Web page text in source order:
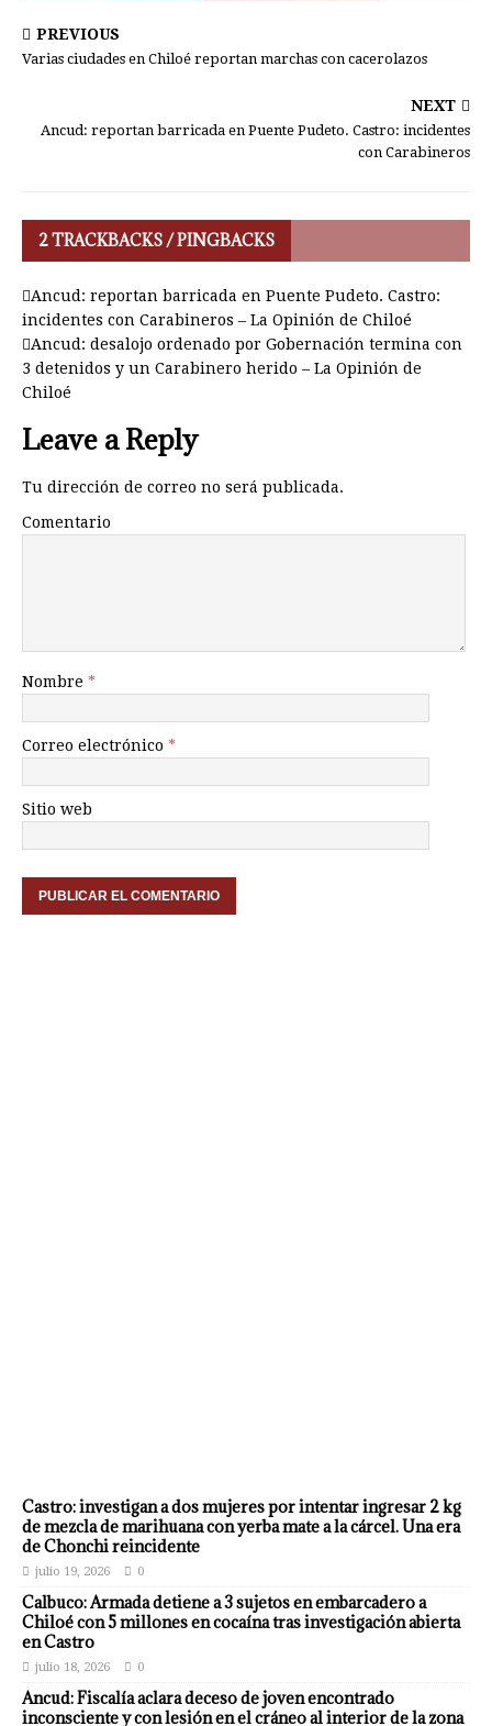
PREVIOUS
Varias ciudades en Chiloé reportan marchas con cacerolazos
NEXT
Ancud: reportan barricada en Puente Pudeto. Castro: incidentes
con Carabineros
2 TRACKBACKS / PINGBACKS
Ancud: reportan barricada en Puente Pudeto. Castro:
incidentes con Carabineros – La Opinión de Chiloé
Ancud: desalojo ordenado por Gobernación termina con
3 detenidos y un Carabinero herido – La Opinión de
Chiloé
Leave a Reply
Tu dirección de correo no será publicada.
Comentario
Nombre *
Correo electrónico *
Sitio web
Castro: investigan a dos mujeres por intentar ingresar 2 kg
de mezcla de marihuana con yerba mate a la cárcel. Una era
de Chonchi reincidente
julio 19, 2026 0
Calbuco: Armada detiene a 3 sujetos en embarcadero a
Chiloé con 5 millones en cocaína tras investigación abierta
en Castro
julio 18, 2026 0
Ancud: Fiscalía aclara deceso de joven encontrado
inconsciente y con lesión en el cráneo al interior de la zona